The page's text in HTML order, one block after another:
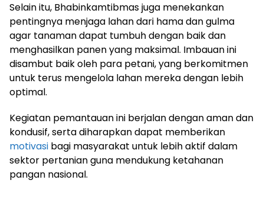
Selain itu, Bhabinkamtibmas juga menekankan
pentingnya menjaga lahan dari hama dan gulma
agar tanaman dapat tumbuh dengan baik dan
menghasilkan panen yang maksimal. Imbauan ini
disambut baik oleh para petani, yang berkomitmen
untuk terus mengelola lahan mereka dengan lebih
optimal.
Kegiatan pemantauan ini berjalan dengan aman dan
kondusif, serta diharapkan dapat memberikan
motivasi bagi masyarakat untuk lebih aktif dalam
sektor pertanian guna mendukung ketahanan
pangan nasional.